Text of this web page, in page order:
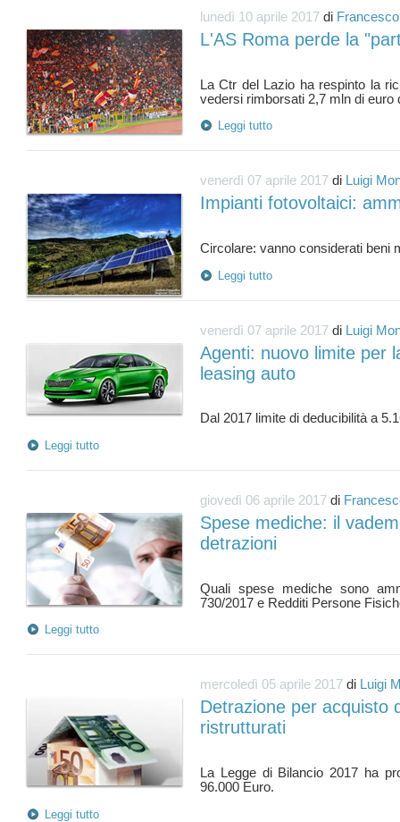
lunedì 10 aprile 2017 di
L'AS Roma perde la
La Ctr del Lazio ha respinto la
Leggi tutto
venerdì 07 aprile 2017 di Luigi
Impianti fotovoltaici:
Leggi tutto
venerdì 07 aprile 2017 di Luigi
Agenti: nuovo limite per
leasing auto
Leggi tutto
giovedì 06 aprile 2017 di
Spese mediche: il
detrazioni
Quali spese mediche sono
Leggi tutto
mercoledì 05 aprile 2017 di Luigi
Detrazione per acquisto
ristrutturati
La Legge di Bilancio 2017 ha
Leggi tutto